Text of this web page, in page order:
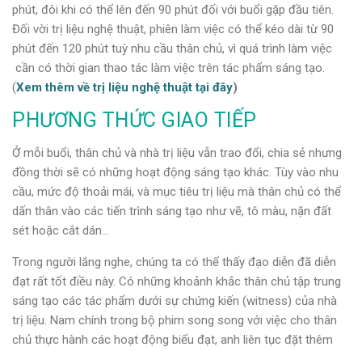
phút, đôi khi có thể lên đến 90 phút đối với buổi gặp đầu tiên.
Đối vời trị liệu nghệ thuật, phiên làm việc có thể kéo dài từ 90
phút đến 120 phút tuỳ nhu cầu thân chủ, vì quá trình làm việc
cần có thời gian thao tác làm việc trên tác phẩm sáng tạo.
(Xem thêm về trị liệu nghệ thuật tại đây)
PHƯƠNG THỨC GIAO TIẾP
Ở mỗi buổi, thân chủ và nhà trị liệu vẫn trao đổi, chia sẻ nhưng
đồng thời sẽ có những hoạt động sáng tạo khác. Tùy vào nhu
cầu, mức độ thoải mái, và mục tiêu trị liệu mà thân chủ có thể
dấn thân vào các tiến trình sáng tạo như vẽ, tô màu, nặn đất
sét hoặc cắt dán…
Trong người lắng nghe, chúng ta có thể thấy đạo diễn đã diễn
đạt rất tốt điều này. Có những khoảnh khắc thân chủ tập trung
sáng tạo các tác phẩm dưới sự chứng kiến (witness) của nhà
trị liệu. Nam chính trong bộ phim song song với việc cho thân
chủ thực hành các hoạt động biểu đạt, anh liên tục đặt thêm